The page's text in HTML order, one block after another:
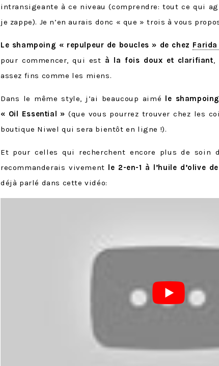
intransigeante à ce niveau (comprendre: tout ce qui
je zappe). Je n’en aurais donc « que » trois à vous
Le shampoing « repulpeur de boucles » de chez Farida
pour commencer, qui est à la fois doux et clarifiant,
assez fins comme les miens.
Dans le même style, j’ai beaucoup aimé le shampoing
« Oil Essential » (que vous pourrez trouver chez les
boutique Niwel qui sera bientôt en ligne !).
Et pour celles qui recherchent encore plus de soin
recommanderais vivement le 2-en-1 à l’huile d’olive
déjà parlé dans cette vidéo: